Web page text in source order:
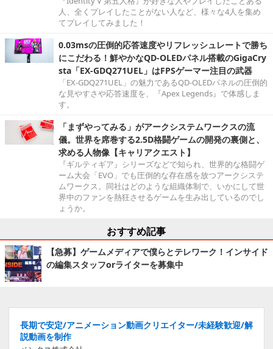
人、全くプレイしたことがない人など、様々な4人を集め
てプレイしてみました！
0.03msの圧倒的応答速度やリフレッシュレートで勝ち
にこだわる！鮮やかなQD-OLEDパネル搭載のGigaCry
sta「EX-GDQ271UEL」はFPSゲーマー注目の武器
「EX-GDQ271UEL」の魅力であるQD-OLEDパネルの圧倒的
な見やすさや応答速度を、『Apex Legends』で体感しま
す。
「まずやってみる」がアークシステムワークスの流
儀。世界を席巻する2.5D格闘ゲームの開発の裏側と、
求める人物像【キャリアクエスト】
『ギルティギア』シリーズなどで知られ、世界的な格闘ゲ
ーム大会「EVO」でも圧倒的な存在感を放つアークシステ
ムワークス。同社はどのような組織体制で、いかにして世
界中のファンを熱狂させるゲームを生み出しているのでし
ょうか。
おすすめ記事
【急募】ゲームメディアで僕らとテレワーク！インサイド
の編集スタッフorライターを募集中
長期で安定/アニメーション動画クリエイター/未経験歓迎/解
説動画を制作